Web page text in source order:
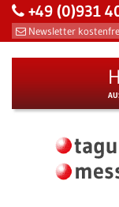
Newsletter
+49 (0)931